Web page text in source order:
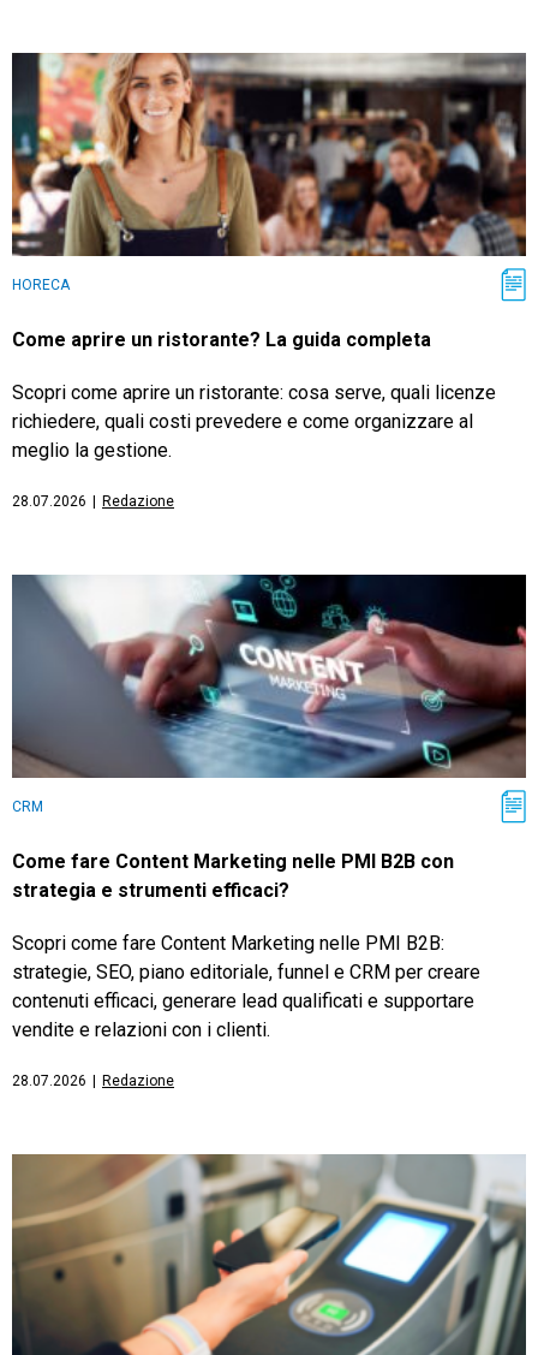
HORECA
Come aprire un ristorante? La guida completa
Scopri come aprire un ristorante: cosa serve, quali licenze
richiedere, quali costi prevedere e come organizzare al
meglio la gestione.
28.07.2026 Redazione
CRM
Come fare Content Marketing nelle PMI B2B con
strategia e strumenti efficaci?
Scopri come fare Content Marketing nelle PMI B2B:
strategie, SEO, piano editoriale, funnel e CRM per creare
contenuti efficaci, generare lead qualificati e supportare
vendite e relazioni con i clienti.
28.07.2026 Redazione